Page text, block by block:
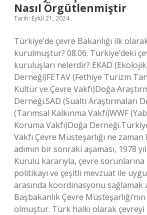
Nasıl Örgütlenmiştir
Tarih: Eylül 21, 2024
Türkiye’de çevre Bakanlığı ilk
kurulmuştur? 08.06. Türkiye’deki
kuruluşları nelerdir? EKAD
Derneği)FETAV (Fethiye Turizm
Kültür ve Çevre Vakfı)Doğa
Derneği.SAD (Sualtı Araştırmaları
(Tarımsal Kalkınma Vakfı)WWF
Koruma Vakfı)Doğa
Vakfı Çevre Müsteşarlığı ne
adımın bir sonraki aşaması, 1978
Kurulu kararıyla, çevre
politikayı ve çeşitli mevzuat ile
arasında koordinasyonu sağlamak
Başbakanlık Çevre
olmuştur. Türk halkı olarak çevreyi